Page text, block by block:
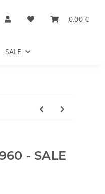
0,00 €
SALE
- SALE